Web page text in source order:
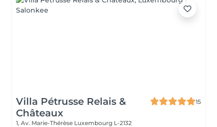
Villa Pétrusse Relais &
Châteaux
15
1, Av. Marie-Thérèse Luxembourg L-2132